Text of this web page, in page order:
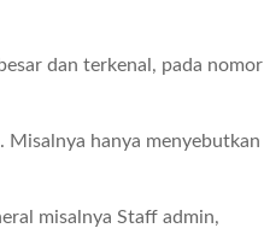
dan terkenal, pada nomor
hanya menyebutkan
misalnya Staff admin,